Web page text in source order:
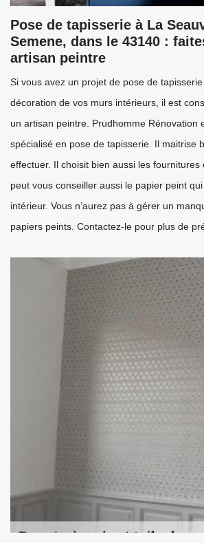
Pose de tapisserie à La
Semene, dans le 43140 :
artisan peintre
Si vous avez un projet de pose de
décoration de vos murs intérieurs, il est
un artisan peintre. Prudhomme Rénovation
spécialisé en pose de tapisserie. Il maitrise
effectuer. Il choisit bien aussi les fournitures
peut vous conseiller aussi le papier peint
intérieur. Vous n’aurez pas à gérer un
papiers peints. Contactez-le pour plus de